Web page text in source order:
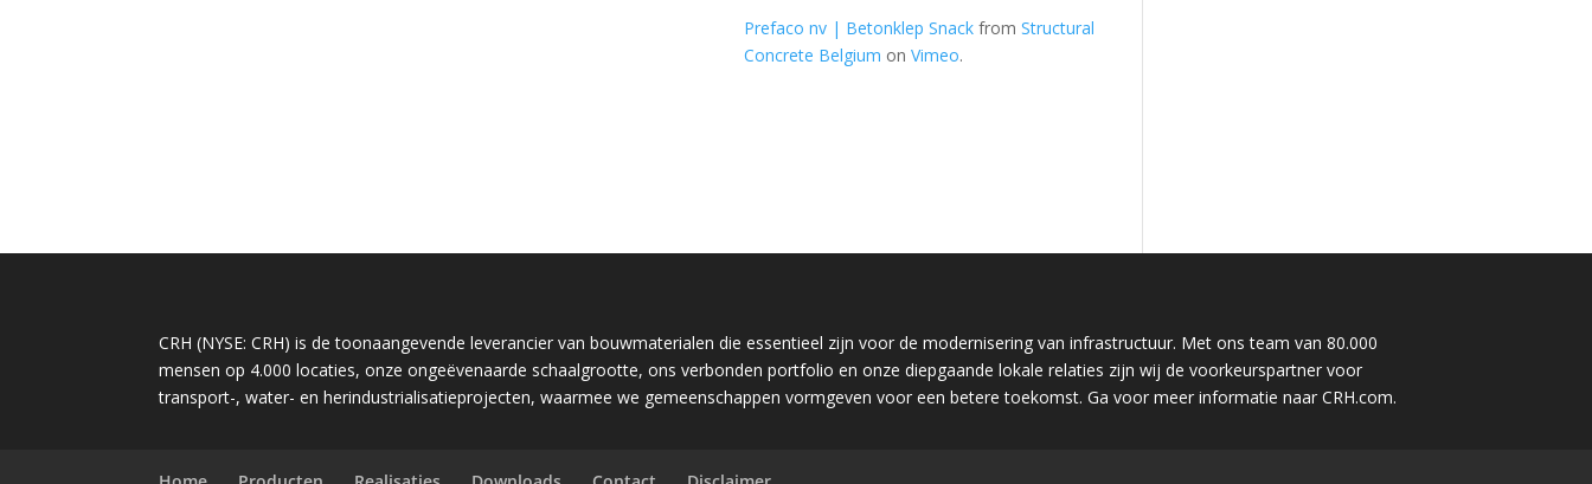
Prefaco nv | Betonklep Snackfrom Structural
Concrete Belgium on Vimeo.
CRH (NYSE: CRH) is de toonaangevende leverancier van bouwmaterialen die essentieel zijn voor de modernisering van infrastructuur. Met ons team van 80.000
mensen op 4.000 locaties, onze ongeëvenaarde schaalgrootte, ons verbonden portfolio en onze diepgaande lokale relaties zijn wij de voorkeurspartner voor
transport-, water- en herindustrialisatieprojecten, waarmee we gemeenschappen vormgeven voor een betere toekomst. Ga voor meer informatie naar CRH.com.